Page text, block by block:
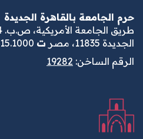
حرم الجامعة بالقاهرة الجديدة
الجديدة 11835، مصر
ت20.2.2615.1000
الرقم الساخن:19282